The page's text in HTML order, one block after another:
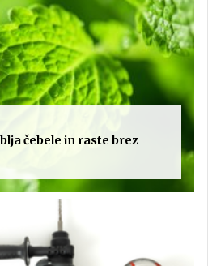
čebele in raste brez